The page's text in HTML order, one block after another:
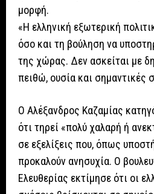
μορφή.
«Η ελληνική εξωτερική
όσο και τη βούληση να
της χώρας. Δεν ασκείται με
πειθώ, ουσία και σημαντικές
Ο Αλέξανδρος Καζαμίας
ότι τηρεί «πολύ χαλαρή ή
σε εξελίξεις που, όπως
προκαλούν ανησυχία. Ο
Ελευθερίας εκτίμησε ότι οι